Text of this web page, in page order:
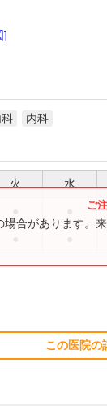
]
内科
火 水
合があります。
この医院の